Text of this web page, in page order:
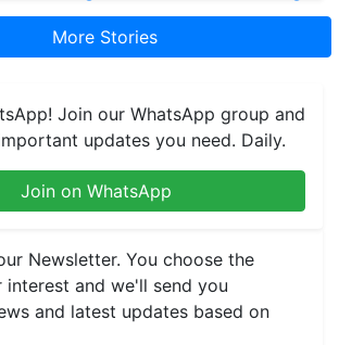
More Stories
Join our WhatsApp group and
updates you need. Daily.
Join on WhatsApp
Newsletter. You choose the
and we'll send you
and latest updates based on